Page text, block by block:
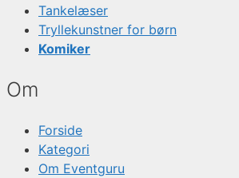
Tankelæser
Tryllekunstner for børn
Komiker
Om
Forside
Kategori
Om Eventguru